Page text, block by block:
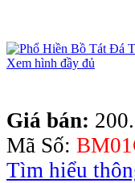
Xem hình đầy đủ
Giá bán:
Mã Số:
Tìm hiểu